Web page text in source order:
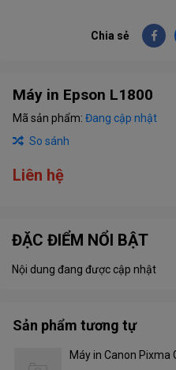
Chia sẻ
Máy in Epson L1800
Mã sản phẩm: Đang cập nhật
So sánh
Liên hệ
ĐẶC ĐIỂM NỔI BẬT
Nội dung đang được cập nhật
Sản phẩm tương tự
Máy in Canon Pixma